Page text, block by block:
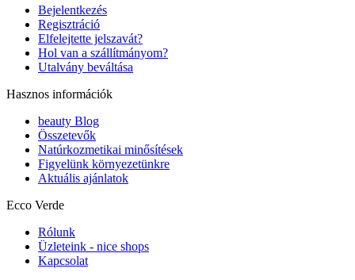
Bejelentkezés
Regisztráció
Elfelejtette jelszavát?
Hol van a szállítmányom?
Utalvány beváltása
Hasznos információk
beauty Blog
Összetevők
Natúrkozmetikai minősítések
Figyelünk környezetünkre
Aktuális ajánlatok
Ecco Verde
Rólunk
Üzleteink - nice shops
Kapcsolat